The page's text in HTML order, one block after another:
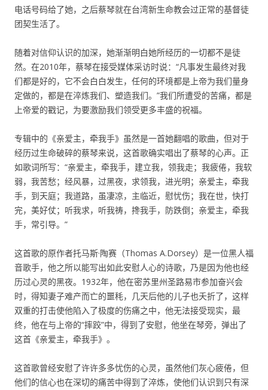
电话号码给了她，之后蔡琴就在台湾新生命教会过正常的基督徒
团契生活了。
随着对信仰认识的加深，她渐渐明白她所经历的一切都不是徒
然。在2010年，蔡琴在接受媒体采访时说：“凡事发生最终对我
们都是好的，它不会白白发生，任何的环境都是上帝为我们量身
定做的，都是在淬炼我们、塑造我们。”我们所遭受的苦痛，都是
上帝爱的戳记，为要激励我们领受更多丰盛的祝福。
专辑中的《亲爱主，牵我手》虽然是一首她翻唱的歌曲，但对于
经历过生命破碎的蔡琴来说，这首歌确实唱出了蔡琴的心声。正
如歌词所写：“亲爱主，牵我手，建立我，领我走；我疲倦，我软
弱，我苦愁；经风暴，过黑夜，求领我，进光明；亲爱主，牵我
手，到天庭；我道路，虽凄凉，主临近，慰忧伤；我在世，快打
完，美好仗；听我求，听我祷，搀我手，防跌倒；亲爱主，牵我
手，常引导。”
这首歌的原作者托马斯·陶赛（Thomas A.Dorsey）是一位黑人福
音歌手，他之所以能写出如此安慰人心的诗歌，乃是因为他也经
历过心灵的黑夜。1932年，他在密苏里州圣路易市参加奋兴会
时，得知妻子难产而亡的噩秏，几天后他的儿子也夭折了，这样
双重的打击使他陷入了极度的伤痛之中，他无法接受现实，最
终，他在与上帝的“摔跤”中，得到了安慰，他坐在琴旁，弹出了
这首《亲爱主，牵我手》。
这首歌曾经安慰了许许多多忧伤的心灵，虽然他们灰心疲倦，但
他们的信心也在深切的痛苦中得到了淬炼，使他们认识到只有深